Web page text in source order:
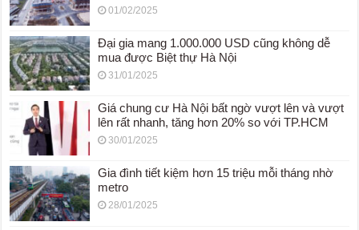
01/02/2025
Đại gia mang 1.000.000 USD cũng không dễ
mua được Biệt thự Hà Nội
31/01/2025
Giá chung cư Hà Nội bất ngờ vượt lên và vượt
lên rất nhanh, tăng hơn 20% so với TP.HCM
30/01/2025
Gia đình tiết kiệm hơn 15 triệu mỗi tháng nhờ
metro
28/01/2025